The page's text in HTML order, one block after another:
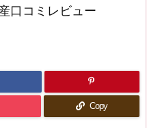
口コミレビュー
Copy